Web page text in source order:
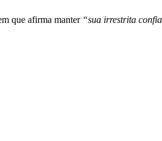
que afirma manter “sua irrestrita